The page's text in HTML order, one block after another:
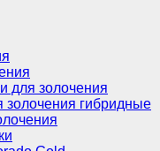
для золочения
золочения гибридные